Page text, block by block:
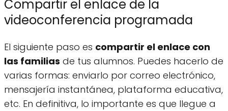
Compartir el enlace de la
videoconferencia programada
El siguiente paso es compartir el enlace con
las familias de tus alumnos. Puedes hacerlo de
varias formas: enviarlo por correo electrónico,
mensajería instantánea, plataforma educativa,
etc. En definitiva, lo importante es que llegue a